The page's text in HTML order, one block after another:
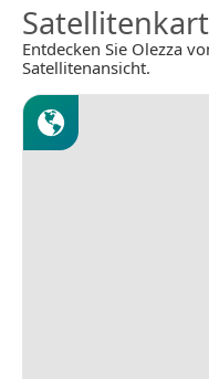
Entdecken Sie Olezza
Satellitenansicht.